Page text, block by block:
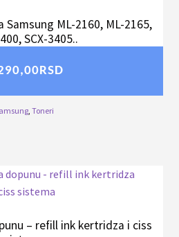
Samsung ML-2160, ML-2165,
SCX-3405..
RSD
, Toneri
– refill ink kertridza i ciss